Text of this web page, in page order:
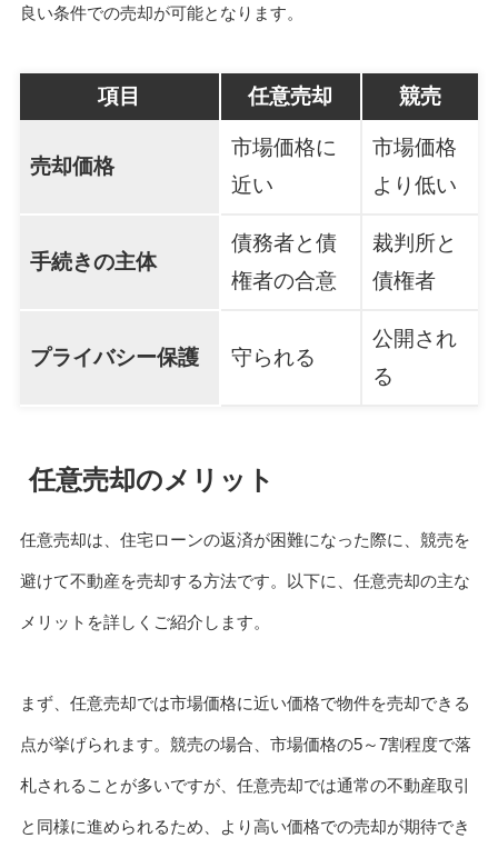
良い条件での売却が可能となります。
項目 任意売却 競売
売却価格
市場価格に
近い
市場価格
より低い
手続きの主体
債務者と債
権者の合意
裁判所と
債権者
プライバシー保護 守られる
公開され
る
任意売却のメリット
任意売却は、住宅ローンの返済が困難になった際に、競売を
避けて不動産を売却する方法です。以下に、任意売却の主な
メリットを詳しくご紹介します。
まず、任意売却では市場価格に近い価格で物件を売却できる
点が挙げられます。競売の場合、市場価格の5～7割程度で落
札されることが多いですが、任意売却では通常の不動産取引
と同様に進められるため、より高い価格での売却が期待でき